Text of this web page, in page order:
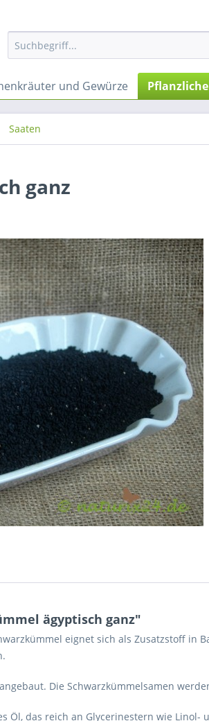
und Gewürze
Saaten
ganz
ägyptisch ganz"
eignet sich als Zusatzstoff in
Die Schwarzkümmelsamen
Öl, das reich an Glycerinestern wie